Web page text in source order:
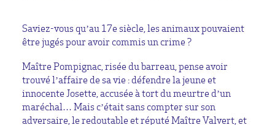
Saviez-vous qu’au 17e siècle, les animaux pouvaient
être jugés pour avoir commis un crime ?
Maître Pompignac, risée du barreau, pense avoir
trouvé l’affaire de sa vie : défendre la jeune et
innocente Josette, accusée à tort du meurtre d’un
maréchal… Mais c’était sans compter sur son
adversaire, le redoutable et réputé Maître Valvert, et